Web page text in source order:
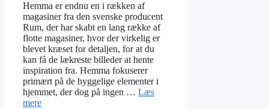
Hemma er endnu en i rækken af
magasiner fra den svenske producent
Rum, der har skabt en lang række af
flotte magasiner, hvor der virkelig er
blevet kræset for detaljen, for at du
kan få de lækreste billeder at hente
inspiration fra. Hemma fokuserer
primært på de hyggelige elementer i
hjemmet, der dog på ingen … Læs
mere